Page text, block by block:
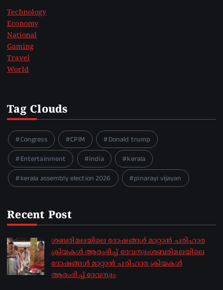
Technology
Economy
National
Gaming
Travel
World
Tag Clouds
Congress CPIM
Donald trump
Entertainment
india
kerala
kerala assembly election 2026
pinarayi vijayan
Recent Post
ശബരിമലയിലെ ദോഷങ്ങൾ മാറ്റാൻ പരിഹാര
ക്രിയകൾ ആരംഭിച്ച് ദേവസ്വംശബരിമലയിലെ
ദോഷങ്ങൾ മാറ്റാൻ പരിഹാര ക്രിയകൾ
ആരംഭിച്ച് ദേവസ്വം